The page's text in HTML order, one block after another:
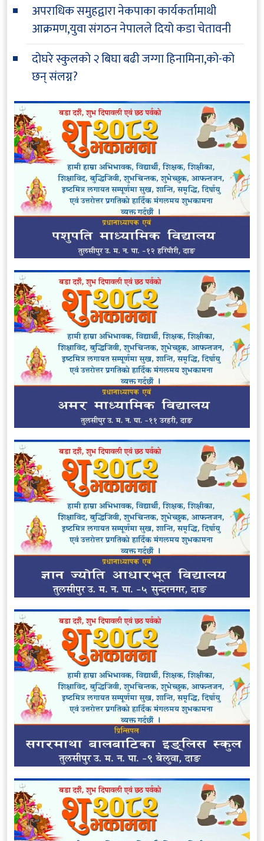
अपराधिक समुहद्वारा नेकपाका कार्यकर्तामाथी
आक्रमण,युवा संगठन नेपालले दियो कडा चेतावनी
दोघरे स्कुलको २ बिघा बढी जग्गा हिनामिना,को-को
छन् संलग्न?